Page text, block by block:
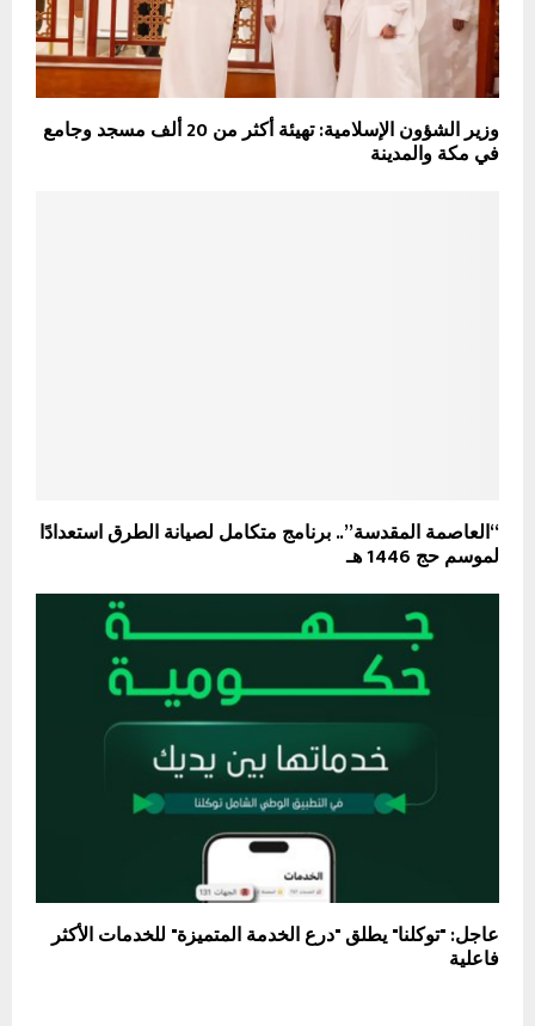
وزير الشؤون الإسلامية: تهيئة أكثر من 20 ألف مسجد وجامع
في مكة والمدينة
“العاصمة المقدسة”.. برنامج متكامل لصيانة الطرق استعدادًا
لموسم حج 1446 هـ
عاجل: "توكلنا" يطلق "درع الخدمة المتميزة" للخدمات الأكثر
فاعلية